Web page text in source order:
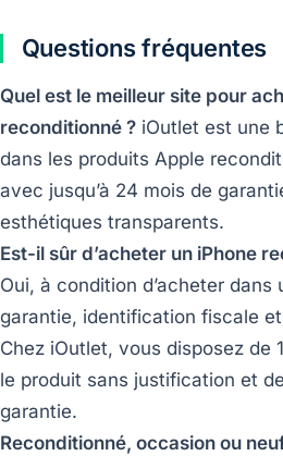
Questions fréquentes
Quel est le meilleur site pour
reconditionné ? iOutlet est une
dans les produits Apple
avec jusqu’à 24 mois de
esthétiques transparents.
Est-il sûr d’acheter un iPhone
Oui, à condition d’acheter dans
garantie, identification fiscale
Chez iOutlet, vous disposez de
le produit sans justification et
garantie.
Reconditionné, occasion ou